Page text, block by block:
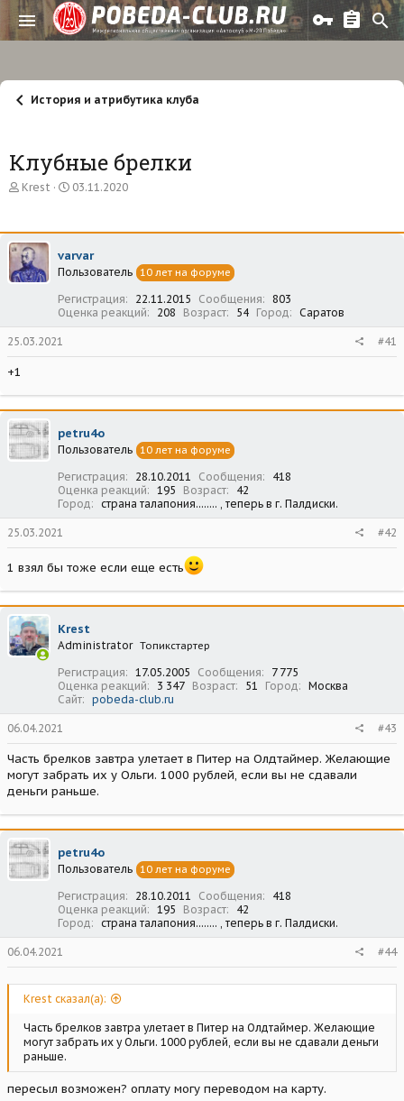
История и атрибутика клуба
Клубные брелки
А
о
р
т
е
Krest
Д
а
а
ч
л
а
03.11.2020
varvar
Пользователь 10 лет на форуме
Регистрация 22.11.2015 Сообщения
803
Оценка реакций
208 Возраст 54 Город Саратов
25.03.2021 #41
+1
petru4o
Пользователь 10 лет на форуме
Регистрация 28.10.2011 Сообщения
418
Оценка реакций
195 Возраст
42
Город
страна талапония........ , теперь в г. Палдиски.
25.03.2021 #42
1 взял бы тоже если еще есть
Krest
Administrator Топикстартер
Регистрация 17.05.2005 Сообщения
7 775
Оценка реакций
3 347 Возраст 51 Город
Москва
Сайт
pobeda-club.ru
06.04.2021 #43
Часть брелков завтра улетает в Питер на Олдтаймер. Желающие
могут забрать их у Ольги. 1000 рублей, если вы не сдавали
деньги раньше.
petru4o
Пользователь 10 лет на форуме
Регистрация 28.10.2011 Сообщения
418
Оценка реакций
195 Возраст
42
Город
страна талапония........ , теперь в г. Палдиски.
06.04.2021 #44
Krest сказал(а):
Часть брелков завтра улетает в Питер на Олдтаймер. Желающие
могут забрать их у Ольги. 1000 рублей, если вы не сдавали деньги
раньше.
пересыл возможен? оплату могу переводом на карту.